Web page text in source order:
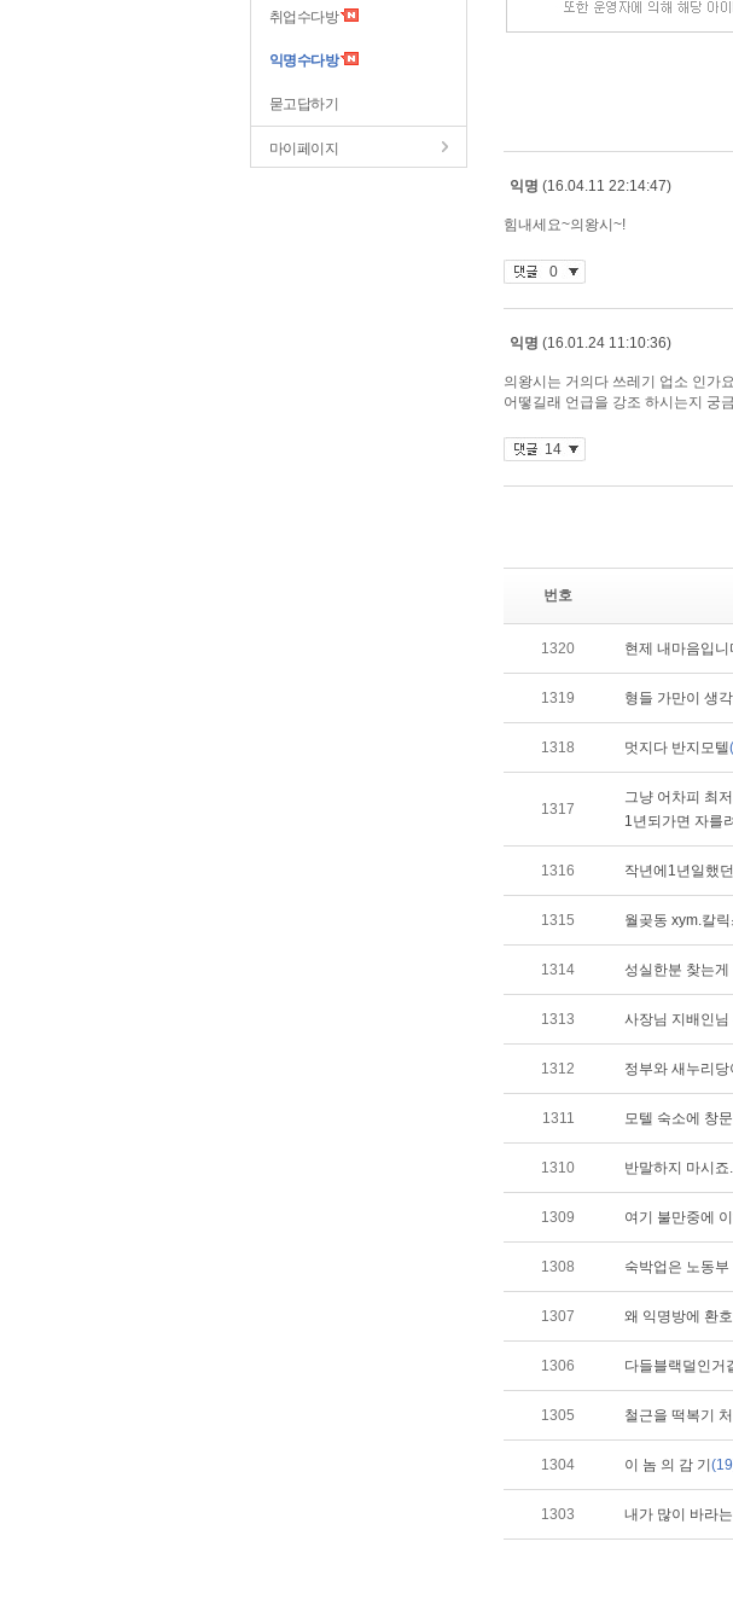
취업수다방
익명수다방
묻고답하기
마이페이지
번호
1320 현제 내마음입니
1319 형들 가만이 생
1318 멋지다 반지모텔
1317
그냥 어차피 최
1년되가면 자를
1316 작년에1년일했
1315 월곶동 xym.칼릭
1314 성실한분 찾는게
1313 사장님 지배인님
1312 정부와 새누리
1311 모텔 숙소에 창
1310 반말하지 마시
1309 여기 불만중에
1308 숙박업은 노동
1307 왜 익명방에 환
1306 다들블랙덜인거
1305 철근을 떡복기
1304 이 놈 의 감 기
1303 내가 많이 바라